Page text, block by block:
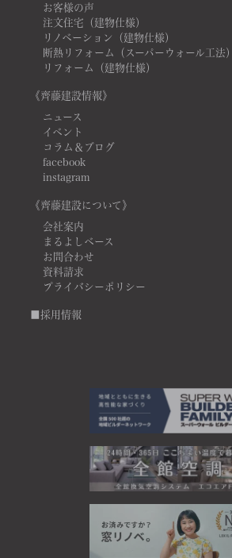
お客様の声
注文住宅（建物仕様）
リノベーション（建物仕様）
断熱リフォーム（スーパーウォール工法）
リフォーム（建物仕様）
《齊藤建設情報》
ニュース
イベント
コラム＆ブログ
facebook
instagram
《齊藤建設について》
会社案内
まるよしベース
お問合わせ
資料請求
プライバシーポリシー
■採用情報